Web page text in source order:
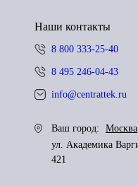
Наши контакты
8 800 333-25-40
8 495 246-04-43
info@centrattek.ru
Ваш город:
Москва
ул. Академика
421